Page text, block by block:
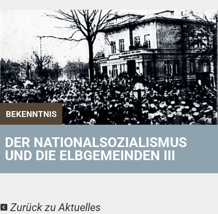
BEKENNTNIS
DER NATIONALSOZIALISMUS
UND DIE ELBGEMEINDEN III
Zurück zu Aktuelles